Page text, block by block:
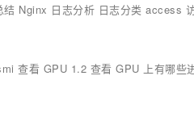
Nginx 日志分析 日志分类 access
查看 GPU 1.2 查看 GPU 上有哪些